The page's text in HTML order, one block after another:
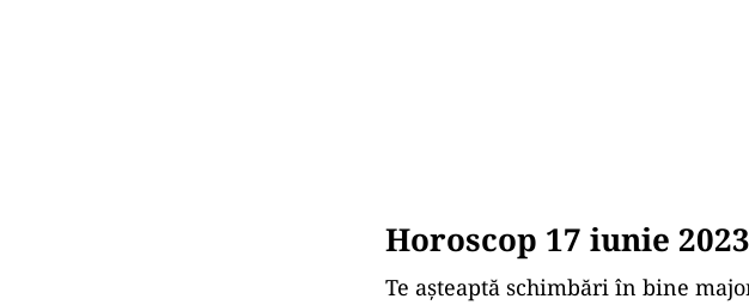
Horoscop 17 iunie
Te aşteaptă schimbări în bine